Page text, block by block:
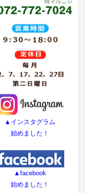
▲インスタグラム
始めました！
▲facebook
始めました！